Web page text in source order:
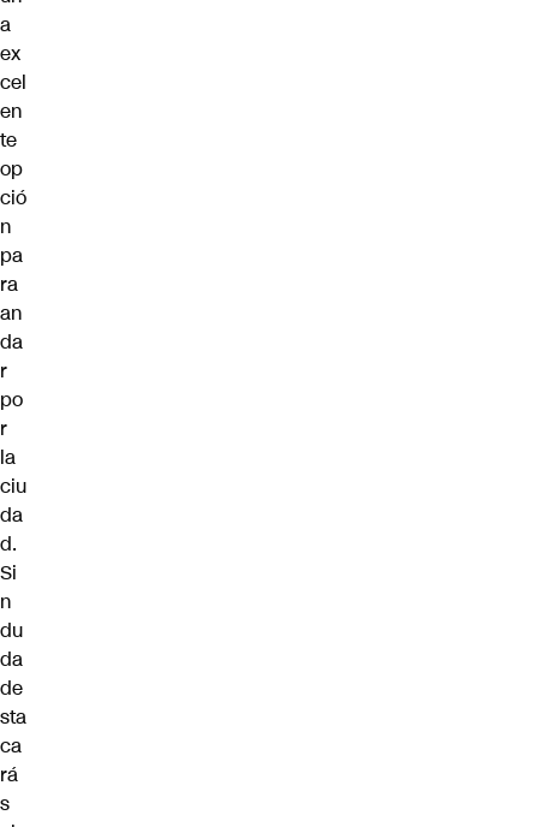
a
ex
cel
en
te
op
ció
n
pa
ra
an
da
r
po
r
la
ciu
da
d.
Si
n
du
da
de
sta
ca
rá
s